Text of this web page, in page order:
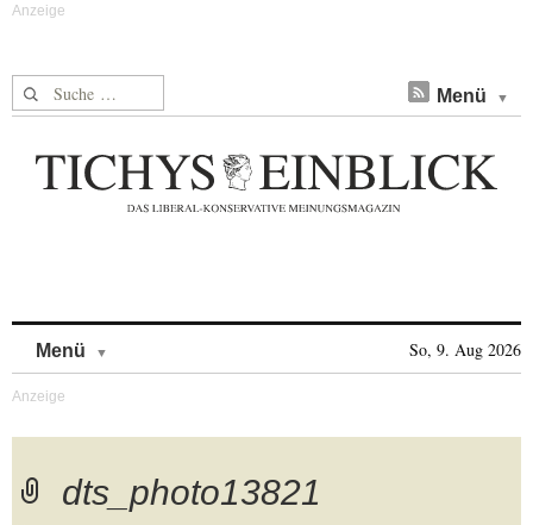
Suche nach: Menü
Menü So, 9. Aug 2026
dts_photo13821